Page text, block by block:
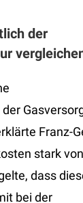
der
Franz-
stark
dass
bei der